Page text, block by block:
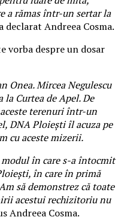
a rămas într-un sertar la
declarat Andreea Cosma.
vorba despre un dosar
Onea. Mircea Negulescu
Curtea de Apel. De
terenuri într-un
DNA Ploiești îl acuza pe
cu aceste mizerii.
în care s-a întocmit
în care în primă
să demonstrez că toate
acestui rechizitoriu nu
Andreea Cosma.